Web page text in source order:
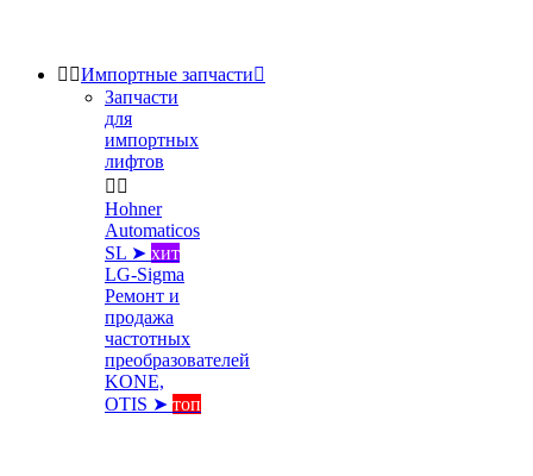
 Импортные запчасти
Запчасти
для
импортных
лифтов
 
Hohner
Automaticos
SL ➤ хит
LG-Sigma
Ремонт и
продажа
частотных
преобразователей
KONE,
OTIS ➤ топ